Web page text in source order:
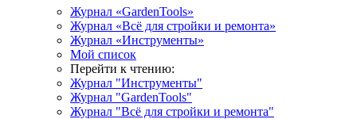
Журнал «GardenTools»
Журнал «Всё для стройки и ремонта»
Журнал «Инструменты»
Мой список
Перейти к чтению:
Журнал "Инструменты"
Журнал "GardenTools"
Журнал "Всё для стройки и ремонта"